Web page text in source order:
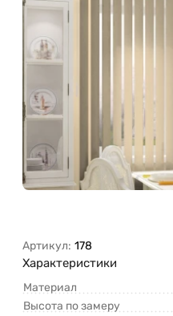
Артикул: 178
Характеристики
Материал
Высота по замеру